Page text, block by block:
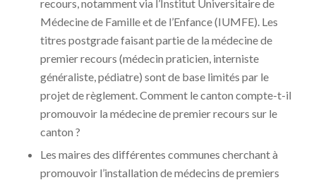
recours, notamment via l’Institut Universitaire de
Médecine de Famille et de l’Enfance (IUMFE). Les
titres postgrade faisant partie de la médecine de
premier recours (médecin praticien, interniste
généraliste, pédiatre) sont de base limités par le
projet de règlement. Comment le canton compte-t-il
promouvoir la médecine de premier recours sur le
canton ?
Les maires des différentes communes cherchant à
promouvoir l’installation de médecins de premiers